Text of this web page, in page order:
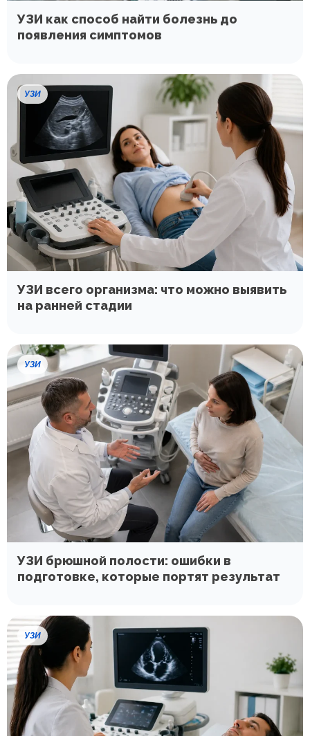
УЗИ как способ найти болезнь до
появления симптомов
УЗИ
УЗИ всего организма: что можно выявить
на ранней стадии
УЗИ
УЗИ брюшной полости: ошибки в
подготовке, которые портят результат
УЗИ